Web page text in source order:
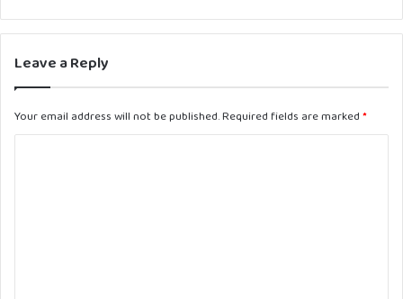
Leave a Reply
Your email address will not be published.Required fields are marked *